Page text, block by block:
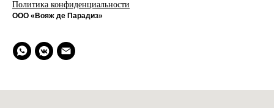
Политика конфиденциальности
ООО «Вояж де Парадиз»